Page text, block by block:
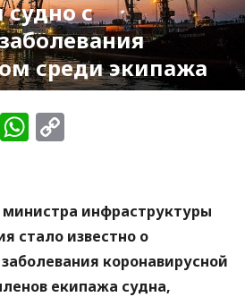
с
среди экипажа
Messenger
WhatsApp
инфраструктуры
стало известно о
коронавирусной
екипажа судна,